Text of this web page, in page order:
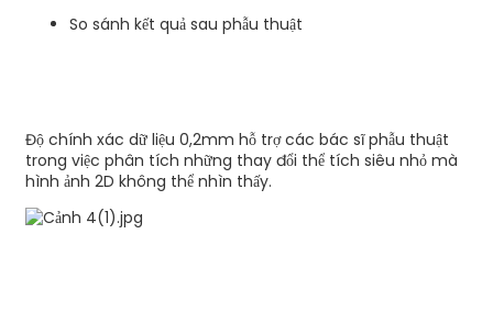
So sánh kết quả sau phẫu thuật
Độ chính xác dữ liệu 0,2mm hỗ trợ các bác sĩ phẫu thuật
trong việc phân tích những thay đổi thể tích siêu nhỏ mà
hình ảnh 2D không thể nhìn thấy.